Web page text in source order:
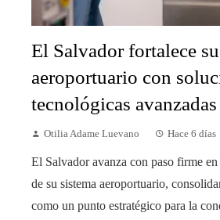
El Salvador fortalece
aeroportuario con
tecnológicas avanzadas
Otilia Adame Luevano Hace 6 días
El Salvador avanza con paso firme
de su sistema aeroportuario,
como un punto estratégico para la